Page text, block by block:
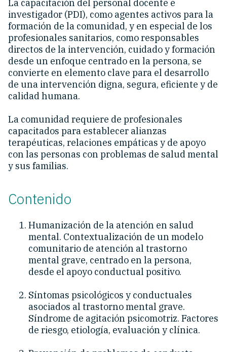
La capacitación del personal docente e
investigador (PDI), como agentes activos para la
formación de la comunidad, y en especial de los
profesionales sanitarios, como responsables
directos de la intervención, cuidado y formación
desde un enfoque centrado en la persona, se
convierte en elemento clave para el desarrollo
de una intervención digna, segura, eficiente y de
calidad humana.
La comunidad requiere de profesionales
capacitados para establecer alianzas
terapéuticas, relaciones empáticas y de apoyo
con las personas con problemas de salud mental
y sus familias.
Contenido
Humanización de la atención en salud
mental. Contextualización de un modelo
comunitario de atención al trastorno
mental grave, centrado en la persona,
desde el apoyo conductual positivo.
Síntomas psicológicos y conductuales
asociados al trastorno mental grave.
Síndrome de agitación psicomotriz. Factores
de riesgo, etiología, evaluación y clínica.